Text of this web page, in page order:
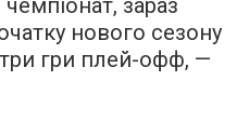
зараз
нового сезону
три гри плей-офф, —